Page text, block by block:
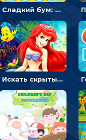
Сладкий бум: тапнуть, чтобы взорвать желейки - головоломка
Искать скрытый алфавит на картинках с мультяшными героями - головоломка для детей